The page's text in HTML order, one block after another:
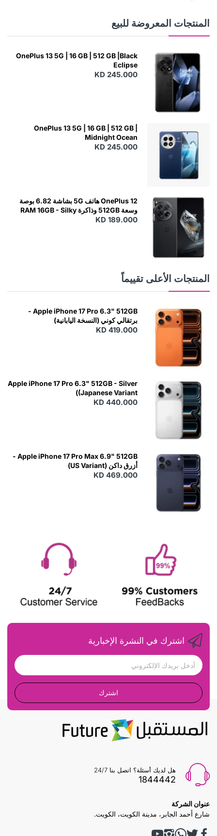
المنتجات المعروضة للبيع
OnePlus 13 5G | 16 GB | 512 GB |Black
Eclipse
KD 245.000
OnePlus 13 5G | 16 GB | 512 GB |
Midnight Ocean
KD 245.000
OnePlus 12 هاتف 5G بشاشة 6.82 بوصة
وسعة 512GB وذاكرة RAM 16GB - Silky
Black
KD 189.000
المنتجات الأعلى تقييماً
Apple iPhone 17 Pro 6.3" 512GB -
برتقالي كوني (النسخة اليابانية)
KD 419.000
Apple iPhone 17 Pro 6.3" 512GB - Silver
(Japanese Variant)
KD 440.000
Apple iPhone 17 Pro Max 6.9" 512GB -
أزرق داكن (US Variant)
KD 469.000
اشترك في النشرة الإخبارية
اشترك
هل لديك أسئلة؟ اتصل بنا 24/7
1844442
عنوان الشركة
شارع أحمد الجابر، مدينة الكويت، الكويت.